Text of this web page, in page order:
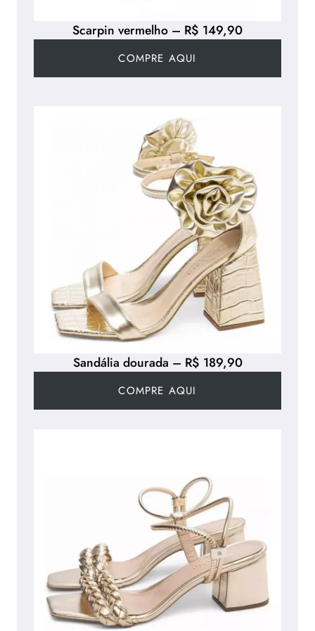
Sandália dourada – R$ 189,90
COMPRE AQUI
Scarpin vermelho – R$ 149,90
COMPRE AQUI